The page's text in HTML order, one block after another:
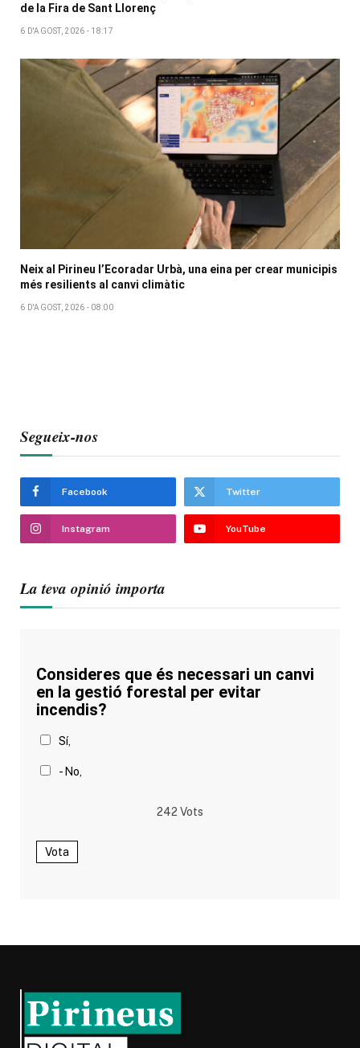
de la Fira de Sant Llorenç
6 D'AGOST, 2026 - 18:17
Neix al Pirineu l’Ecoradar Urbà, una eina per crear municipis
més resilients al canvi climàtic
6 D'AGOST, 2026 - 08:00
Segueix-nos
Facebook Twitter
Instagram YouTube
La teva opinió importa
Consideres que és necessari un canvi
en la gestió forestal per evitar
incendis?
Sí,
- No,
242 Vots
Vota